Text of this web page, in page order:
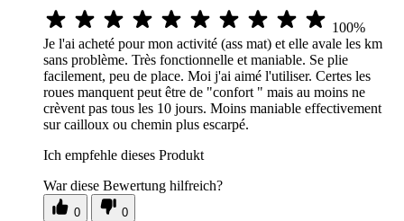
100%
Je l'ai acheté pour mon activité (ass mat) et elle avale les km
sans problème. Très fonctionnelle et maniable. Se plie
facilement, peu de place. Moi j'ai aimé l'utiliser. Certes les
roues manquent peut être de "confort " mais au moins ne
crèvent pas tous les 10 jours. Moins maniable effectivement
sur cailloux ou chemin plus escarpé.
Ich empfehle dieses Produkt
War diese Bewertung hilfreich?
0 0